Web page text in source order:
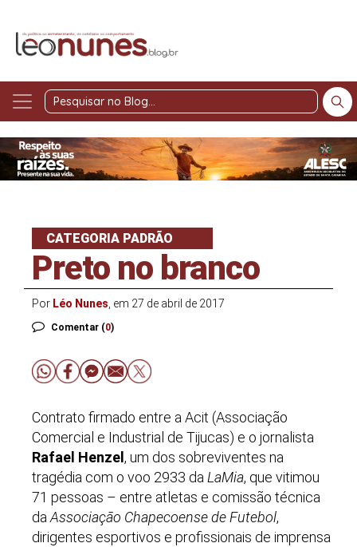
Pesquisar
Blog
CATEGORIA PADRÃO
Preto no branco
Por Léo Nunes , em 27 de abril de 2017
Comentar (0)
Contrato firmado entre a Acit (Associação
Comercial e Industrial de Tijucas) e o jornalista
Rafael Henzel, um dos sobreviventes na
tragédia com o voo 2933 da LaMia, que vitimou
71 pessoas – entre atletas e comissão técnica
da Associação Chapecoense de Futebol,
dirigentes esportivos e profissionais de imprensa